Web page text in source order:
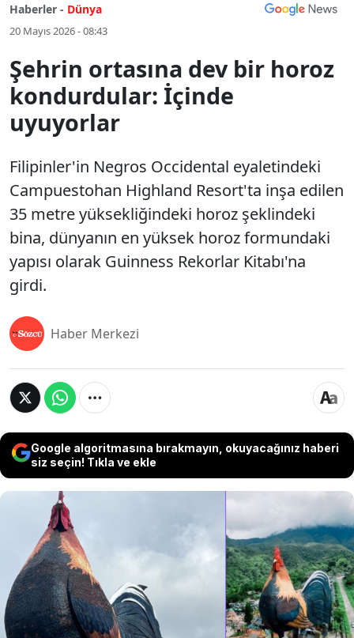
Haberler - Dünya
20 Mayıs 2026 - 08:43
Şehrin ortasına dev bir horoz
kondurdular: İçinde
uyuyorlar
Filipinler'in Negros Occidental eyaletindeki
Campuestohan Highland Resort'ta inşa edilen
35 metre yüksekliğindeki horoz şeklindeki
bina, dünyanın en yüksek horoz formundaki
yapısı olarak Guinness Rekorlar Kitabı'na
girdi.
Haber Merkezi
Google algoritmasına bırakmayın, okuyacağınız haberi
siz seçin! Tıkla ve ekle
Filipinler'in Negros Occidental eyaletindeki
Campuestohan Highland Resort'ta inşa edilen
35 metre yüksekliğindeki horoz şeklindeki
bina, dünyanın en yüksek horoz formundaki
yapısı olarak Guinness Rekorlar Kitabı'na girdi.